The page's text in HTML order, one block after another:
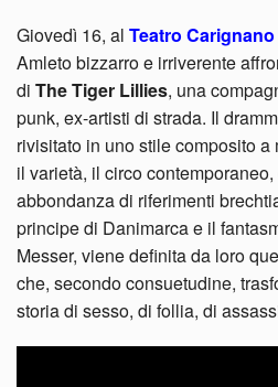
Giovedì 16, al Teatro Carignano
Amleto bizzarro e irriverente
di The Tiger Lillies, una
punk, ex-artisti di strada. Il
rivisitato in uno stile composito a
il varietà, il circo
abbondanza di riferimenti
principe di Danimarca e il
Messer, viene definita da loro
che, secondo consuetudine,
storia di sesso, di follia, di